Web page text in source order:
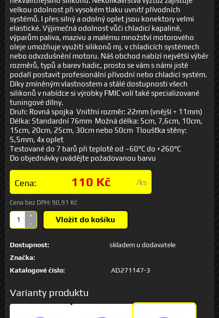
velkou odolnost při vysokém tlaku uvnitř přívodních
systémů. I přes silný a odolný oplet jsou konektory velmi
elastické. Výjimečná odolnost vůči chladicí kapalině,
výparům paliva, mazivu a malému množství motorového
oleje umožňuje využití silikonů mj. v chladicích systémech
nebo odvzdušnění motoru. Náš obchod nabízí největší výběr
rozměrů, typů a barev hadic, prosto se vám s námi jistě
podaří postavit profesionální přívodní nebo chladicí systém.
Díky zmíněným vlastnostem a stálé dostupnosti všech
silikonů v nabídce si výrobky FMIC volí také specializované
tuningové dílny.
Druh: Rovná spojka Vnitřní rozměr: 22mm (vnější + 11mm)
Délka: Standardní 76mm Možná délka: 5cm, 7,6cm, 10cm,
15cm, 20cm, 25cm, 30cm nebo 50cm Tloušťka stěny:
5,5mm, 4x oplet
Testované do 7 barů při teplotě od –60°C do +260°C
Do objednávky uvádějte požadovanou barvu
Cena: 110 Kč /ks
Cena bez DPH: 90,91 Kč
+
-
Vložit do košíku
Dostupnost:
skladem u dodavatele
Značka:
Katalogové číslo:
AD271147-3
Varianty produktu